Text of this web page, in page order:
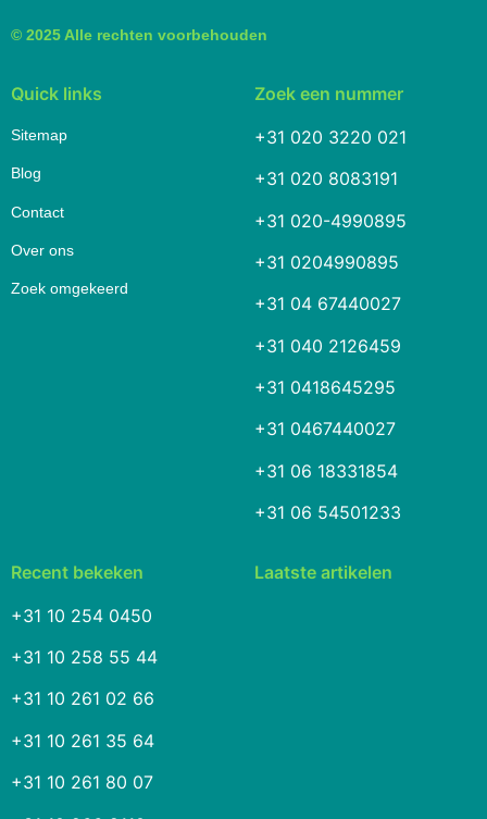
© 2025 Alle rechten voorbehouden
Quick links
Sitemap
Blog
Contact
Over ons
Zoek omgekeerd
Zoek een nummer
+31 020 3220 021
+31 020 8083191
+31 020-4990895
+31 0204990895
+31 04 67440027
+31 040 2126459
+31 0418645295
+31 0467440027
+31 06 18331854
+31 06 54501233
Recent bekeken
+31 10 254 0450
+31 10 258 55 44
+31 10 261 02 66
+31 10 261 35 64
+31 10 261 80 07
Laatste artikelen